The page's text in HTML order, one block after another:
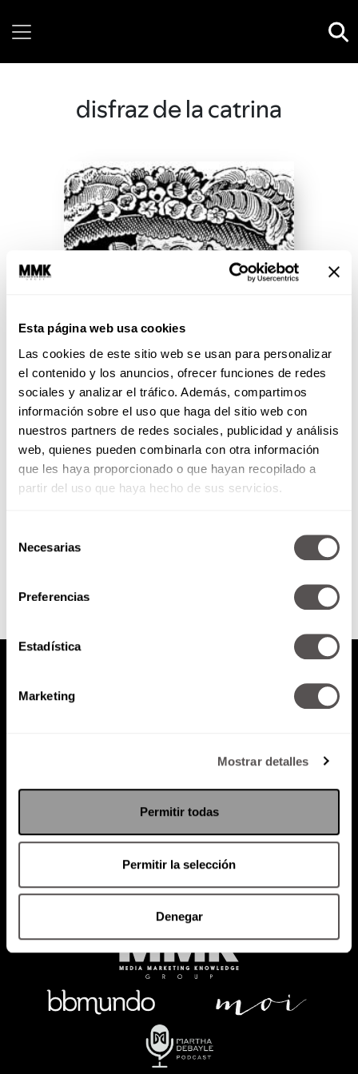
Esta página web usa cookies
Las cookies de este sitio web se usan para personalizar
el contenido y los anuncios, ofrecer funciones de redes
sociales y analizar el tráfico. Además, compartimos
información sobre el uso que haga del sitio web con
nuestros partners de redes sociales, publicidad y análisis
web, quienes pueden combinarla con otra información
que les haya proporcionado o que hayan recopilado a
partir del uso que haya hecho de sus servicios.
Necesarias
Preferencias
Estadística
Marketing
Mostrar detalles
Permitir todas
Permitir la selección
Denegar
disfraz de la catrina
Todo sobre la Catrina
Les vamos a decir quién es, quién
la creó y cómo llegó a ser
símbolo en estos días.
Política de Privacidad
PODCAST RADIO MARTHA EVENTOS
SACA TU ID